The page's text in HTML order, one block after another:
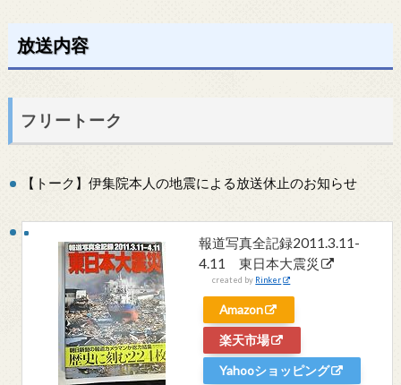
放送内容
フリートーク
【トーク】伊集院本人の地震による放送休止のお知らせ
報道写真全記録2011.3.11-
4.11 東日本大震災
created by Rinker
Amazon
楽天市場
Yahooショッピング